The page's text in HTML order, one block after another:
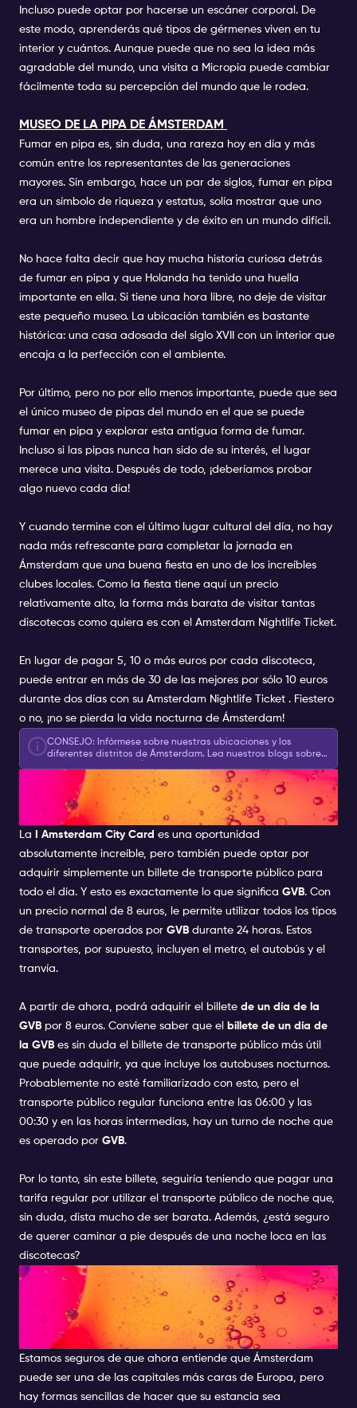
Incluso puede optar por hacerse un escáner corporal. De
este modo, aprenderás qué tipos de gérmenes viven en tu
interior y cuántos. Aunque puede que no sea la idea más
agradable del mundo, una visita a Micropia puede cambiar
fácilmente toda su percepción del mundo que le rodea.
MUSEO DE LA PIPA DE ÁMSTERDAM
Fumar en pipa es, sin duda, una rareza hoy en día y más
común entre los representantes de las generaciones
mayores. Sin embargo, hace un par de siglos, fumar en pipa
era un símbolo de riqueza y estatus, solía mostrar que uno
era un hombre independiente y de éxito en un mundo difícil.
No hace falta decir que hay mucha historia curiosa detrás
de fumar en pipa y que Holanda ha tenido una huella
importante en ella. Si tiene una hora libre, no deje de visitar
este pequeño museo. La ubicación también es bastante
histórica: una casa adosada del siglo XVII con un interior que
encaja a la perfección con el ambiente.
Por último, pero no por ello menos importante, puede que sea
el único museo de pipas del mundo en el que se puede
fumar en pipa y explorar esta antigua forma de fumar.
Incluso si las pipas nunca han sido de su interés, el lugar
merece una visita. Después de todo, ¡deberíamos probar
algo nuevo cada día!
Y cuando termine con el último lugar cultural del día, no hay
nada más refrescante para completar la jornada en
Ámsterdam que una buena fiesta en uno de los increíbles
clubes locales. Como la fiesta tiene aquí un precio
relativamente alto, la forma más barata de visitar tantas
discotecas como quiera es con el Amsterdam Nightlife Ticket.
En lugar de pagar 5, 10 o más euros por cada discoteca,
puede entrar en más de 30 de las mejores por sólo 10 euros
durante dos días con su Amsterdam Nightlife Ticket . Fiestero
o no, ¡no se pierda la vida nocturna de Ámsterdam!
CONSEJO: Infórmese sobre nuestras ubicaciones y los
diferentes distritos de Ámsterdam. Lea nuestros blogs sobre
hacer con su Entrada para la Vida Nocturna de Ámsterdam,
incluidas recomendaciones gastronómicas y mucho más.
Infórmese sobre todas las formas de aprovechar al máximo
sus experiencias.
¿QUÉ ES EL BILLETE DE UN DÍA
GVB?
La I Amsterdam City Card es una oportunidad
absolutamente increíble, pero también puede optar por
adquirir simplemente un billete de transporte público para
todo el día. Y esto es exactamente lo que significa GVB. Con
un precio normal de 8 euros, le permite utilizar todos los tipos
de transporte operados por GVB durante 24 horas. Estos
transportes, por supuesto, incluyen el metro, el autobús y el
tranvía.
A partir de ahora, podrá adquirir el billete de un día de la
GVB por 8 euros. Conviene saber que el
billete de un día de
la GVB es sin duda el billete de transporte público más útil
que puede adquirir, ya que incluye los autobuses nocturnos.
Probablemente no esté familiarizado con esto, pero el
transporte público regular funciona entre las 06:00 y las
00:30 y en las horas intermedias, hay un turno de noche que
es operado por GVB.
Por lo tanto, sin este billete, seguiría teniendo que pagar una
tarifa regular por utilizar el transporte público de noche que,
sin duda, dista mucho de ser barata. Además, ¿está seguro
de querer caminar a pie después de una noche loca en las
discotecas?
¿CÓMO DISFRUTAR AL
MÁXIMO DE ÁMSTERDAM DE
LA FORMA MÁS BARATA?
Estamos seguros de que ahora entiende que Ámsterdam
puede ser una de las capitales más caras de Europa, pero
hay formas sencillas de hacer que su estancia sea